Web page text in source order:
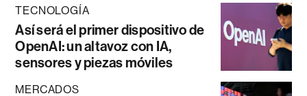
TECNOLOGÍA
Así será el primer dispositivo de
OpenAI: un altavoz con IA,
sensores y piezas móviles
MERCADOS